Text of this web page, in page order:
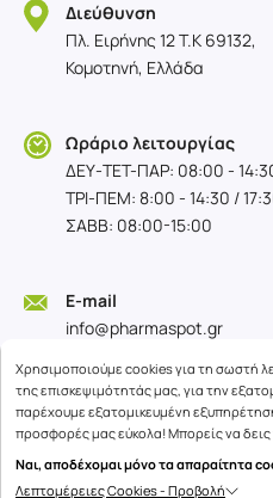
Διεύθυνση
Πλ. Ειρήνης 12 T.K 69132,
Κομοτηνή, Ελλάδα
Ωράριο λειτουργίας
ΔΕΥ-TET-ΠΑΡ: 08:00 -
ΤΡΙ-ΠΕΜ: 8:00 - 14:30 /
ΣΑΒΒ: 08:00-15:00
E-mail
info@pharmaspot.gr
Copyright © 2026
Χρησιμοποιούμε cookies για τη σωστή
της επισκεψιμότητάς μας, για την
παρέχουμε εξατομικευμένη εξυπηρέτηση
προσφορές μας εύκολα! Μπορείς να δεις
Ναι, αποδέχομαι μόνο τα απαραίτητα
Λεπτομέρειες Cookies - Προβολή